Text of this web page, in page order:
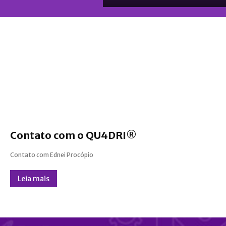
Contato com o QU4DRI®
Contato com Ednei Procópio
Leia mais